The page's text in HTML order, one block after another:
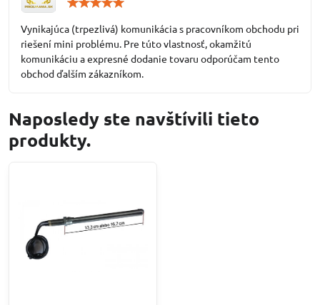
5
Vynikajúca (trpezlivá) komunikácia s pracovníkom obchodu pri
riešení mini problému. Pre túto vlastnosť, okamžitú
komunikáciu a expresné dodanie tovaru odporúčam tento
obchod ďalším zákazníkom.
Naposledy ste navštívili tieto
produkty.